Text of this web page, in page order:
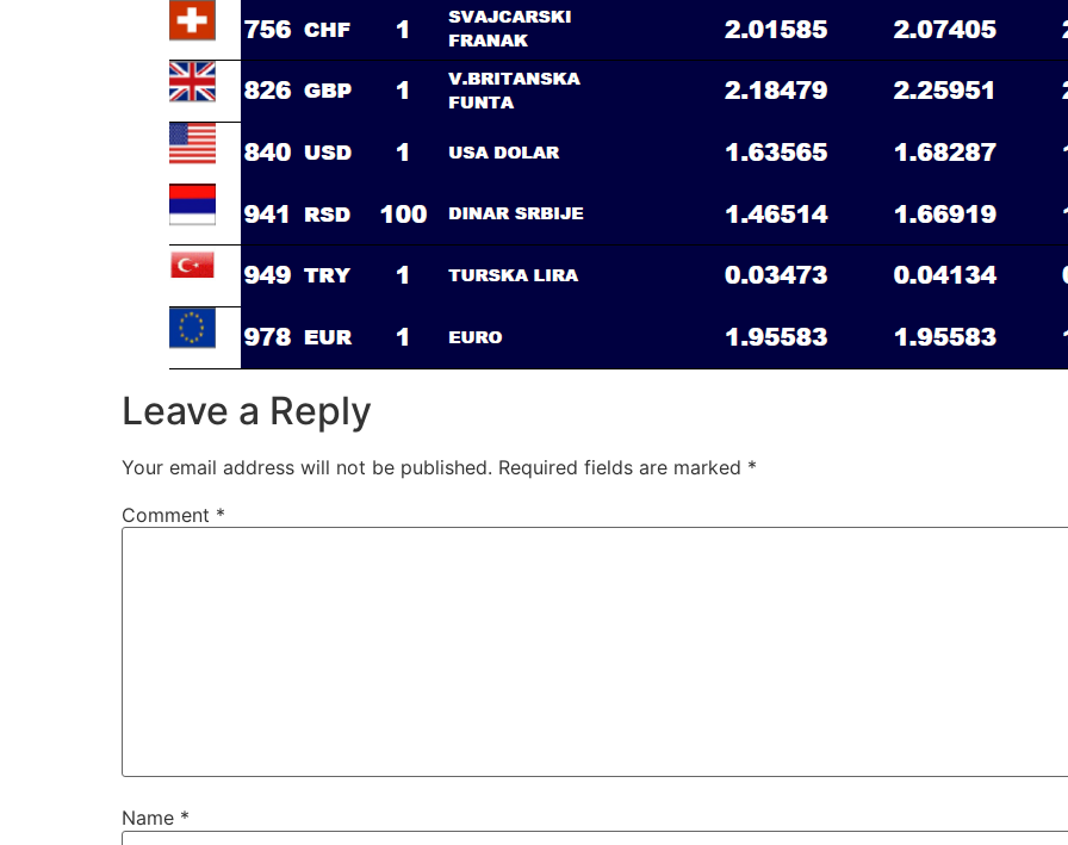
Leave a Reply
Your email address will not be published. Required fields are marked *
Comment *
Name *